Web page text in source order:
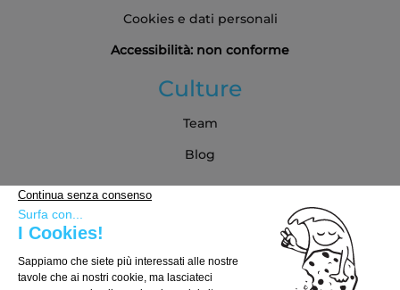
Cookies e dati personali
Accessibilità: non conforme
Culture
Team
Blog